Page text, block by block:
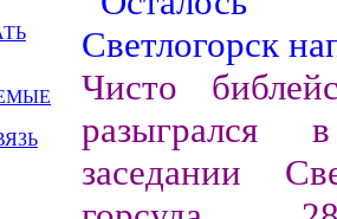
Чисто
разыгрался
заседании